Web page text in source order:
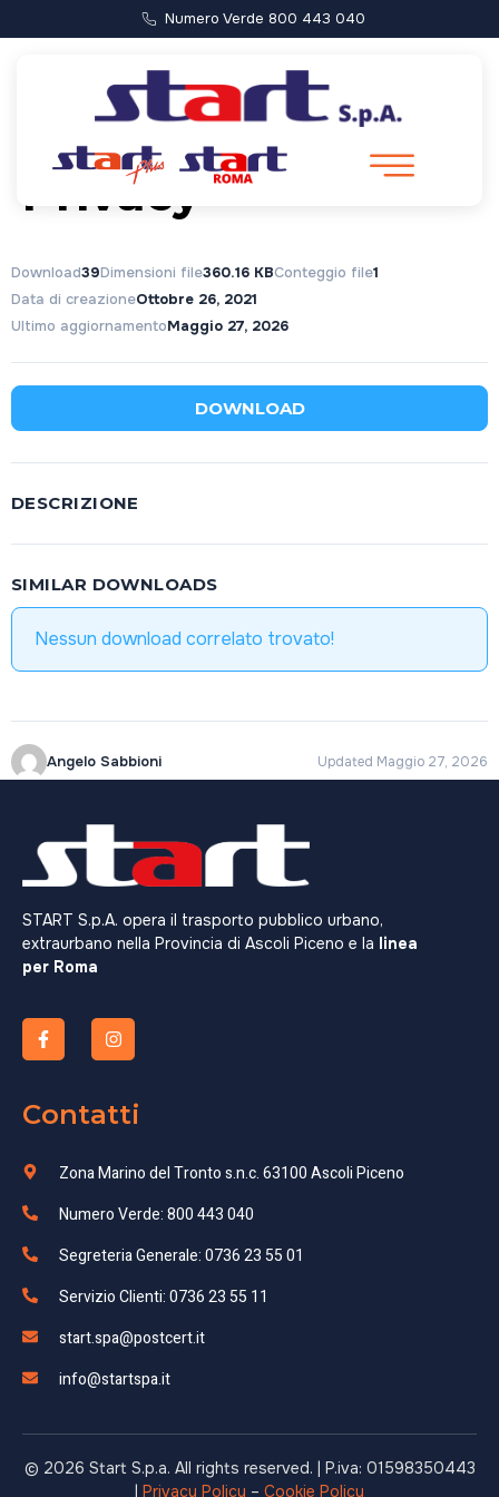
Numero Verde 800 443 040
Informativa
Privacy
Download39Dimensioni file360.16 KBConteggio file1
Data di creazioneOttobre 26, 2021
Ultimo aggiornamentoMaggio 27, 2026
DOWNLOAD
DESCRIZIONE
SIMILAR DOWNLOADS
Nessun download correlato trovato!
Angelo Sabbioni Updated Maggio 27, 2026
START S.p.A. opera il trasporto pubblico urbano,
extraurbano nella Provincia di Ascoli Piceno e la linea
per Roma
Contatti
Zona Marino del Tronto s.n.c. 63100 Ascoli Piceno
Numero Verde: 800 443 040
Segreteria Generale: 0736 23 55 01
Servizio Clienti: 0736 23 55 11
start.spa@postcert.it
info@startspa.it
© 2026 Start S.p.a. All rights reserved. | P.iva: 01598350443
| Privacy Policy – Cookie Policy